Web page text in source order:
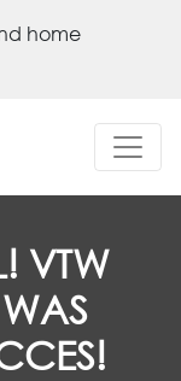
home
VTW